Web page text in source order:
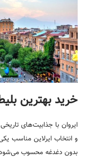
خرید بهترین
ایروان با جذابیت‌های
و انتخاب ایرلاین مناسب
بدون دغدغه محسوب می‌شود.